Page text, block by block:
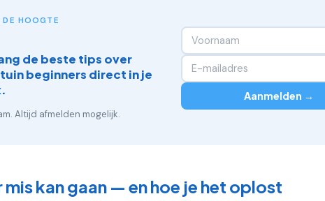
DE HOOGTE
de beste tips over
beginners direct in je
Altijd afmelden mogelijk.
Aanmelden →
mis kan gaan — en hoe je het oplost